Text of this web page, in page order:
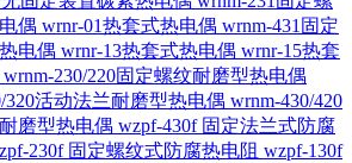
偶 wrnr-01热套式热电偶 wrnm-431固定
电偶 wrnr-13热套式热电偶 wrnr-15热套
wrnm-230/220固定螺纹耐磨型热电偶
320活动法兰耐磨型热电偶 wrnm-430/420
磨型热电偶 wzpf-430f 固定法兰式防腐
230f 固定螺纹式防腐热电阻 wzpf-130f